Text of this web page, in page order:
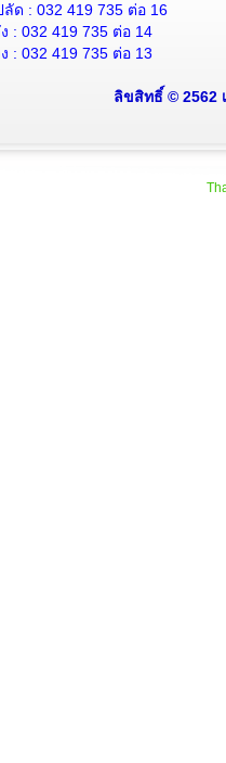
ด : 032 419 735 ต่อ 16
: 032 419 735 ต่อ 14
: 032 419 735 ต่อ 13
ลิขสิทธิ์ © 2562